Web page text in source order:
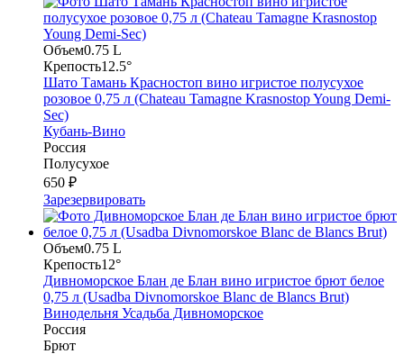
Объем0.75 L
Крепость12.5°
Шато Тамань Красностоп вино игристое полусухое
розовое 0,75 л (Chateau Tamagne Krasnostop Young Demi-
Sec)
Кубань-Вино
Россия
Полусухое
650 ₽
Зарезервировать
Объем0.75 L
Крепость12°
Дивноморское Блан де Блан вино игристое брют белое
0,75 л (Usadba Divnomorskoe Blanc de Blancs Brut)
Винодельня Усадьба Дивноморское
Россия
Брют